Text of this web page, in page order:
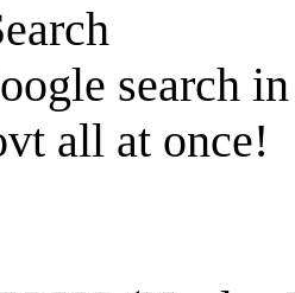
search
all at once!